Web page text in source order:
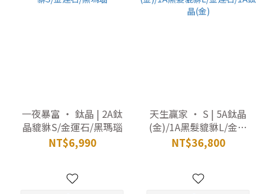
一夜暴富 ‧ 鈦晶 | 2A鈦
晶貔貅S/金運石/黑瑪瑙
NT$6,990
天生贏家 ‧ S | 5A鈦晶
(金)/1A黑髮貔貅L/金運
石/1A鈦晶(金)
NT$36,800